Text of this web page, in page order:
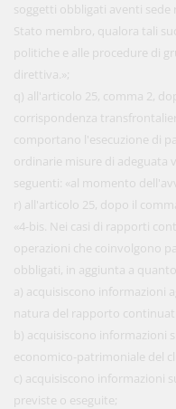
soggetti obbligati aventi
Stato membro, qualora tali
politiche e alle procedure di
direttiva.»;
q) all'articolo 25, comma 2,
corrispondenza
comportano l'esecuzione di
ordinarie misure di adeguata
seguenti: «al momento
r) all'articolo 25, dopo il
«4-bis. Nei casi di rapporti
operazioni che coinvolgono
obbligati, in aggiunta a
a) acquisiscono informazioni
natura del rapporto
b) acquisiscono informazioni
economico-patrimoniale del
c) acquisiscono informazioni
previste o eseguite;